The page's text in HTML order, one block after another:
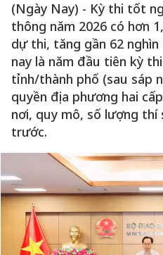
(Ngày Nay) - Kỳ thi tốt
thông năm 2026 có hơn
dự thi, tăng gần 62
nay là năm đầu tiên kỳ
tỉnh/thành phố (sau sáp
quyền địa phương hai
nơi, quy mô, số lượng thí
trước.